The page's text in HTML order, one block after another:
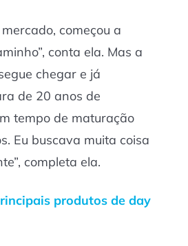
começou a
conta ela. Mas a
chegar e já
de 20 anos de
tempo de maturação
Eu buscava muita coisa
completa ela.
produtos de day